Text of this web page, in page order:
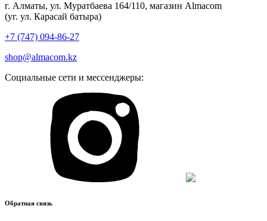
г. Алматы, ул. Муратбаева 164/110, магазин Almacom
(уг. ул. Карасай батыра)
+7 (747) 094-86-27
shop@almacom.kz
Социальные сети и мессенджеры:
Обратная связь